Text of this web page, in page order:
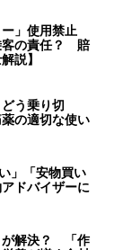
ー」使用禁止
客の責任？ 賠
説】
う乗り切
の適切な使い
」「安物買い
ドバイザーに
が解決？ 「作